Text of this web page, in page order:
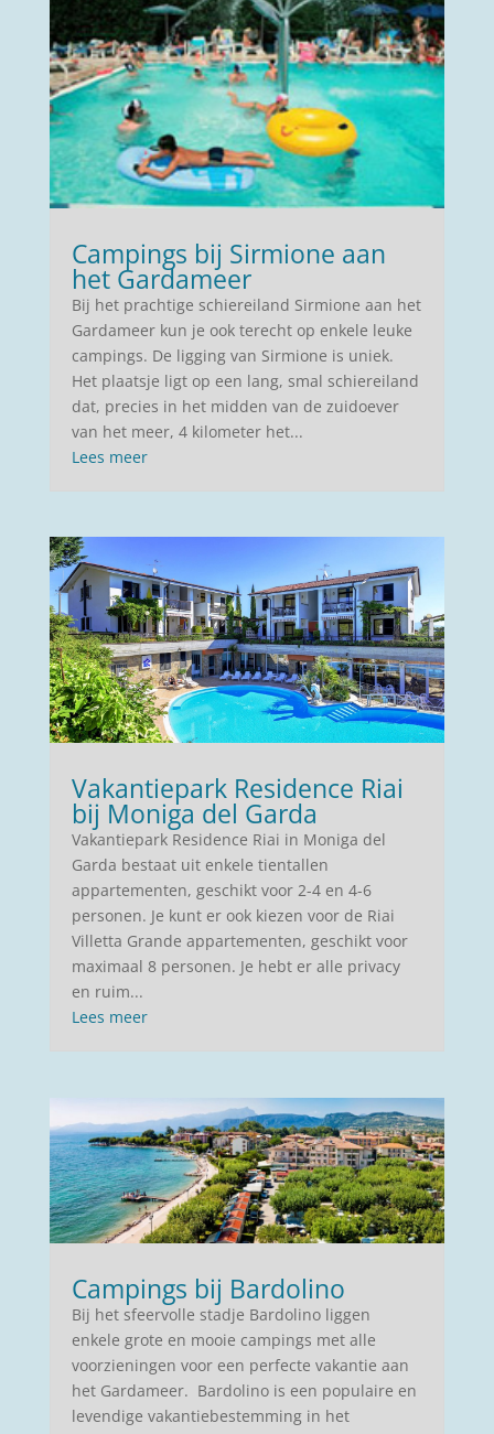
Campings bij Sirmione aan
het Gardameer
Bij het prachtige schiereiland Sirmione aan het
Gardameer kun je ook terecht op enkele leuke
campings. De ligging van Sirmione is uniek.
Het plaatsje ligt op een lang, smal schiereiland
dat, precies in het midden van de zuidoever
van het meer, 4 kilometer het...
Lees meer
Vakantiepark Residence Riai
bij Moniga del Garda
Vakantiepark Residence Riai in Moniga del
Garda bestaat uit enkele tientallen
appartementen, geschikt voor 2-4 en 4-6
personen. Je kunt er ook kiezen voor de Riai
Villetta Grande appartementen, geschikt voor
maximaal 8 personen. Je hebt er alle privacy
en ruim...
Lees meer
Campings bij Bardolino
Bij het sfeervolle stadje Bardolino liggen
enkele grote en mooie campings met alle
voorzieningen voor een perfecte vakantie aan
het Gardameer. Bardolino is een populaire en
levendige vakantiebestemming in het